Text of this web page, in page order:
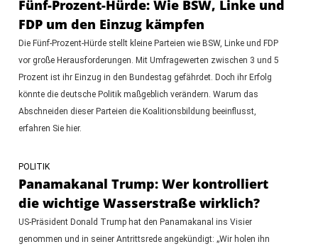
Fünf-Prozent-Hürde: Wie BSW, Linke und
FDP um den Einzug kämpfen
Die Fünf-Prozent-Hürde stellt kleine Parteien wie BSW, Linke und FDP
vor große Herausforderungen. Mit Umfragewerten zwischen 3 und 5
Prozent ist ihr Einzug in den Bundestag gefährdet. Doch ihr Erfolg
könnte die deutsche Politik maßgeblich verändern. Warum das
Abschneiden dieser Parteien die Koalitionsbildung beeinflusst,
erfahren Sie hier.
POLITIK
Panamakanal Trump: Wer kontrolliert
die wichtige Wasserstraße wirklich?
US-Präsident Donald Trump hat den Panamakanal ins Visier
genommen und in seiner Antrittsrede angekündigt: „Wir holen ihn